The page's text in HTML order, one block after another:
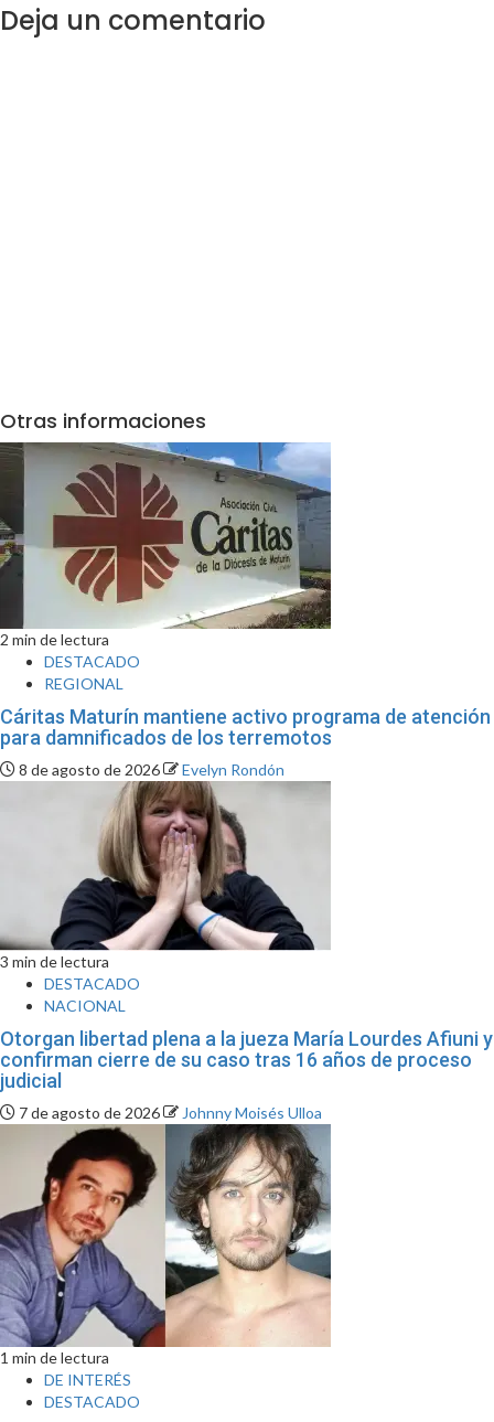
Deja un comentario
Otras informaciones
2 min de lectura
DESTACADO
REGIONAL
Cáritas Maturín mantiene activo programa de atención
para damnificados de los terremotos
8 de agosto de 2026 Evelyn Rondón
3 min de lectura
DESTACADO
NACIONAL
Otorgan libertad plena a la jueza María Lourdes Afiuni y
confirman cierre de su caso tras 16 años de proceso
judicial
7 de agosto de 2026 Johnny Moisés Ulloa
1 min de lectura
DE INTERÉS
DESTACADO